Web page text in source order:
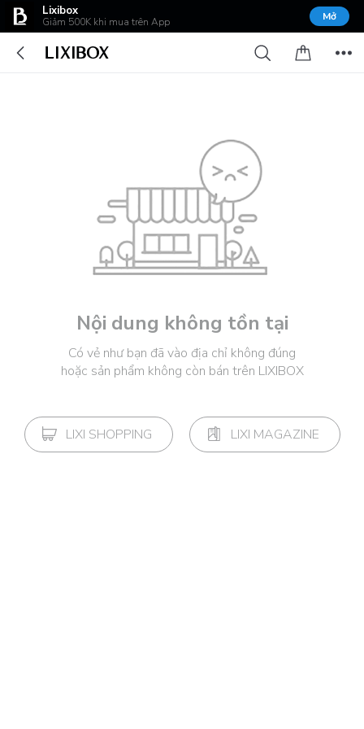
Lixibox
Giảm 500K khi mua trên App Mở
Nội dung không tồn tại
Có vẻ như bạn đã vào địa chỉ không đúng
hoặc sản phẩm không còn bán trên LIXIBOX
LIXI SHOPPING LIXI MAGAZINE